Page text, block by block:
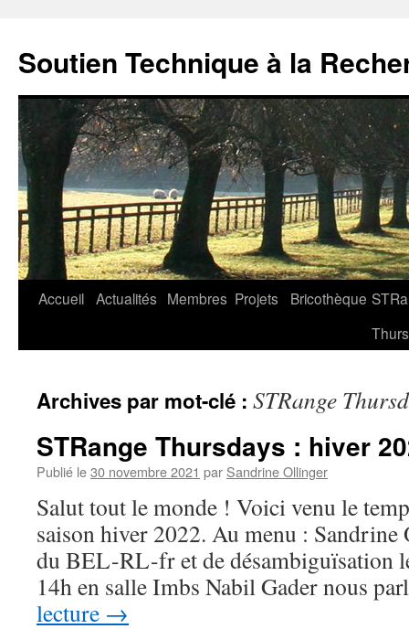
Soutien Technique à la
Aller
Accueil Actualités Membres Projets Bricothèque
Archives par mot-clé : STRange
STRange Thursdays : hiver
Publié le30 novembre 2021 par Sandrine Ollinger
Salut tout le monde ! Voici venu le
saison hiver 2022. Au menu :
du BEL-RL-fr et de désambiguïsation
14h en salle Imbs Nabil Gader nous
lecture →